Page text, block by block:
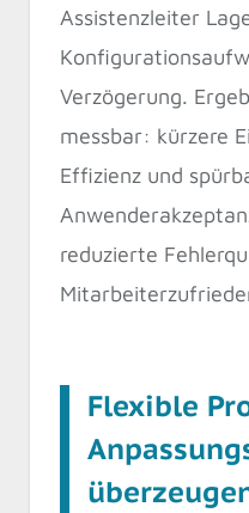
Assistenzleiter
Verzögerung.
messbar: kürzere
Effizienz und
reduzierte
Flexible